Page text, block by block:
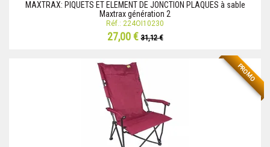
MAXTRAX: PIQUETS ET ELEMENT DE JONCTION PLAQUES à sable
Maxtrax génération 2
Réf.: 224OI10230
27,00 €31,12 €
PROMO